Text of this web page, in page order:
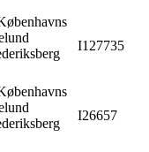
I127735
I26657